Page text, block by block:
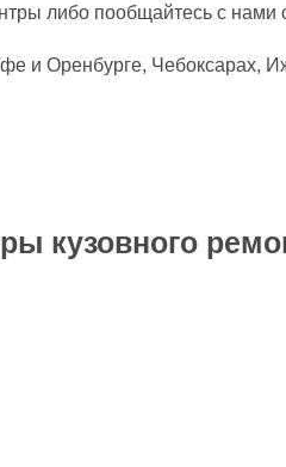
либо пообщайтесь с
и Оренбурге, Чебоксарах,
кузовного